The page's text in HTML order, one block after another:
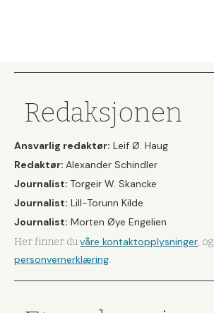
Redaksjonen
Ansvarlig redaktør: Leif Ø. Haug
Redaktør: Alexander Schindler
Journalist: Torgeir W. Skancke
Journalist: Lill-Torunn Kilde
Journalist: Morten Øye Engelien
Her finner duvåre kontaktopplysninger, og
personvernerklæring.